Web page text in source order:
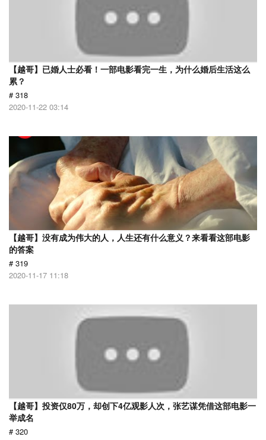
【越哥】已婚人士必看！一部电影看完一生，为什么婚后生活这么
累？
# 318
2020-11-22 03:14
【越哥】没有成为伟大的人，人生还有什么意义？来看看这部电影
的答案
# 319
2020-11-17 11:18
【越哥】投资仅80万，却创下4亿观影人次，张艺谋凭借这部电影一
举成名
# 320